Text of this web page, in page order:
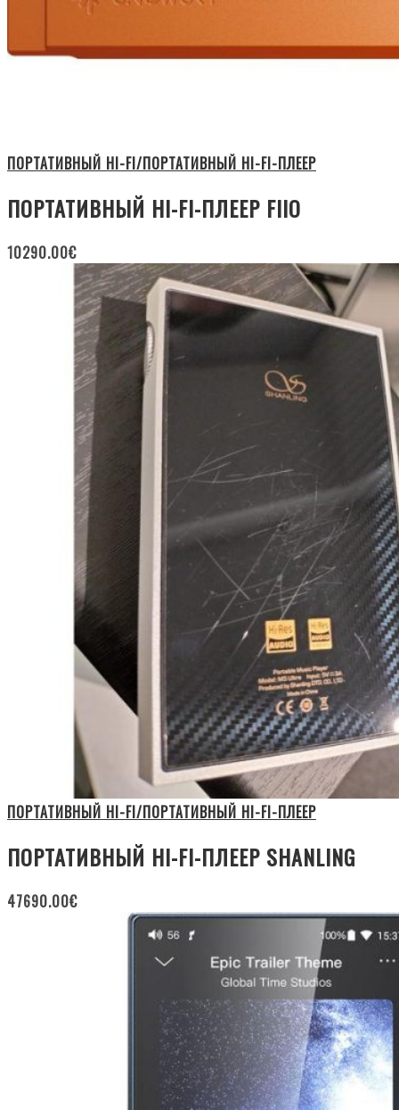
ПОРТАТИВНЫЙ HI-FI/ПОРТАТИВНЫЙ HI-FI-ПЛЕЕР
ПОРТАТИВНЫЙ HI-FI-ПЛЕЕР FIIO
10290.00€
ПОРТАТИВНЫЙ HI-FI/ПОРТАТИВНЫЙ HI-FI-ПЛЕЕР
ПОРТАТИВНЫЙ HI-FI-ПЛЕЕР SHANLING
47690.00€